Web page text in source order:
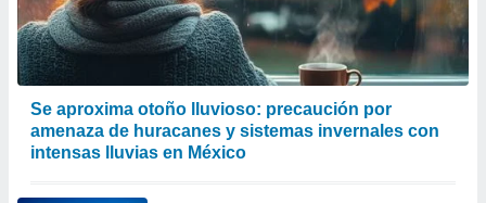
Se aproxima otoño lluvioso: precaución por
amenaza de huracanes y sistemas invernales con
intensas lluvias en México